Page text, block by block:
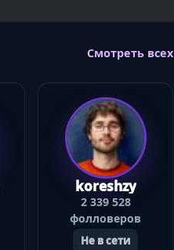
Смотреть всех
koreshzy
2 339 528
фолловеров
Не в сети